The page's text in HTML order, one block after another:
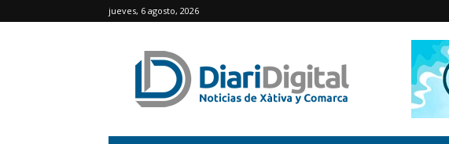
jueves, 6 agosto, 2026